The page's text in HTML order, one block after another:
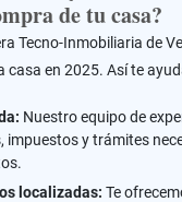
de tu casa?
Tecno-Inmobiliaria de
casa en 2025. Así te
Nuestro equipo de
impuestos y trámites
localizadas: Te